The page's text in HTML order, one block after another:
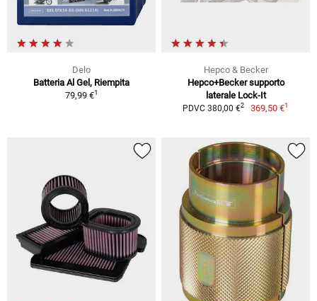
Delo
Batteria Al Gel, Riempita
79,99 €1
Hepco & Becker
Hepco+Becker supporto
laterale Lock-It
PDVC 380,00 €2 369,50 €1